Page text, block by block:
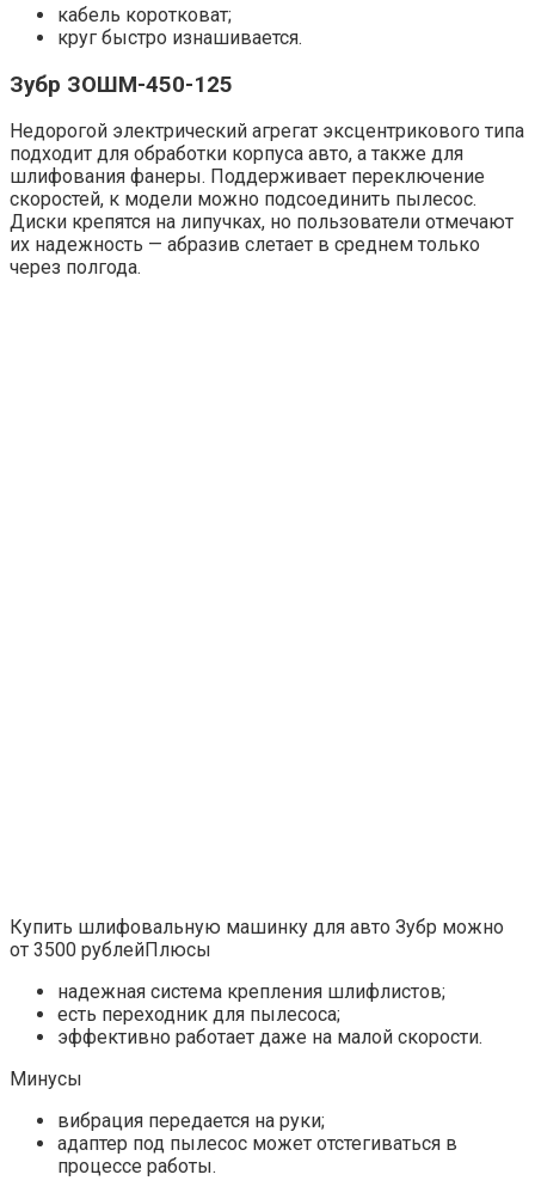
кабель коротковат;
круг быстро изнашивается.
Зубр ЗОШМ-450-125
Недорогой электрический агрегат эксцентрикового типа
подходит для обработки корпуса авто, а также для
шлифования фанеры. Поддерживает переключение
скоростей, к модели можно подсоединить пылесос.
Диски крепятся на липучках, но пользователи отмечают
их надежность — абразив слетает в среднем только
через полгода.
Купить шлифовальную машинку для авто Зубр можно
от 3500 рублейПлюсы
надежная система крепления шлифлистов;
есть переходник для пылесоса;
эффективно работает даже на малой скорости.
Минусы
вибрация передается на руки;
адаптер под пылесос может отстегиваться в
процессе работы.